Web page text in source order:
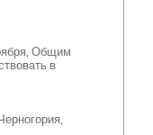
Общим
в